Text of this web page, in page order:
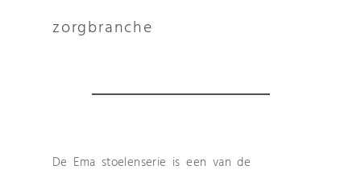
zorgbranche
De Ema stoelenserie is een van de